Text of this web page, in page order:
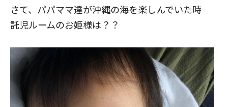
さて、パパママ達が沖縄の海を楽しんでいた時
託児ルームのお姫様は？？